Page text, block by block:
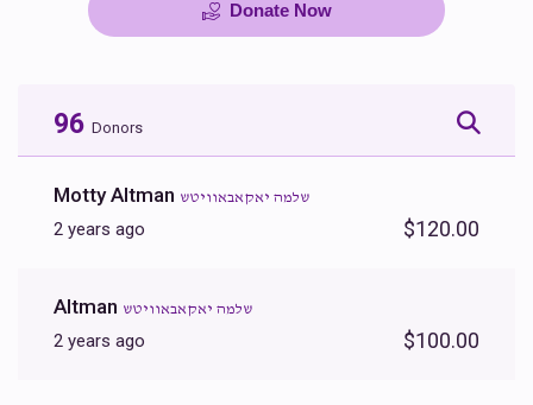
Donate Now
96 Donors
Motty Altman שלמה יאקאבאוויטש
2 years ago $120.00
Altman שלמה יאקאבאוויטש
2 years ago $100.00